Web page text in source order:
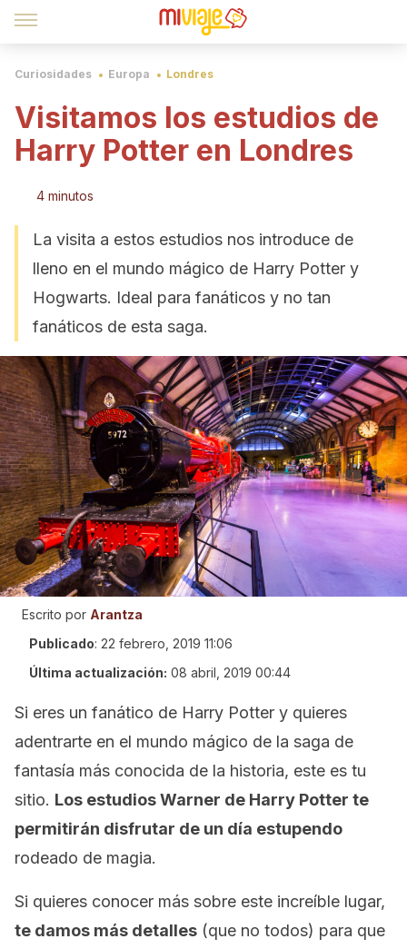
Curiosidades Europa Londres
Visitamos los estudios de
Harry Potter en Londres
4 minutos
La visita a estos estudios nos introduce de
lleno en el mundo mágico de Harry Potter y
Hogwarts. Ideal para fanáticos y no tan
fanáticos de esta saga.
Escrito por Arantza
Publicado: 22 febrero, 2019 11:06
Última actualización: 08 abril, 2019 00:44
Si eres un fanático de Harry Potter y quieres
adentrarte en el mundo mágico de la saga de
fantasía más conocida de la historia, este es tu
sitio. Los estudios Warner de Harry Potter te
permitirán disfrutar de un día estupendo
rodeado de magia.
Si quieres conocer más sobre este increíble lugar,
te damos más detalles (que no todos) para que